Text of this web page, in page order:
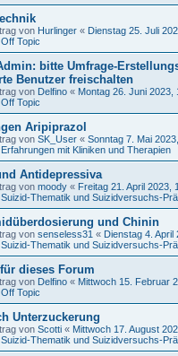
von Hurlinger « Dienstag 25. Juli
Off Topic
bitte Umfrage-
Benutzer freischalten
von Delfino « Montag 26. Juni 2023,
Off Topic
Aripiprazol
von SK_User « Sonntag 7. Mai
Erfahrungen mit Kliniken und Therapien
Antidepressiva
von moody « Freitag 21. April 2023,
Suizid-Thematik und Suizidversuchs-
und Chinin
von senseless31 « Dienstag 4. April
Suizid-Thematik und Suizidversuchs-
dieses Forum
von Delfino « Mittwoch 15. Februar
Off Topic
Unterzuckerung
von Scotti « Mittwoch 17. August
Suizid-Thematik und Suizidversuchs-